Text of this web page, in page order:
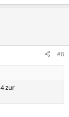
#8
zur